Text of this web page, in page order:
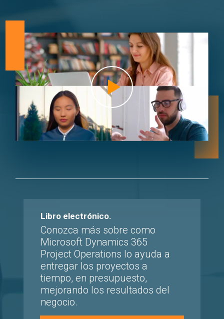
Libro electrónico.
Conozca más sobre como
Microsoft Dynamics 365
Project Operations lo ayuda a
entregar los proyectos a
tiempo, en presupuesto,
mejorando los resultados del
negocio.